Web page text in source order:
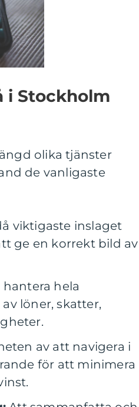
i Stockholm
olika tjänster
de vanligaste
viktigaste inslaget
ge en korrekt bild av
hela
löner, skatter,
av att navigera i
för att minimera